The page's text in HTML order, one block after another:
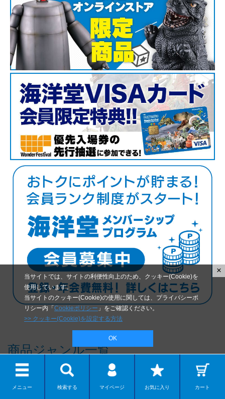
商品ジャンル一覧
CATEGORY
メニュー 検索する マイページ お気に入り カート
当サイトでは、サイトの利便性向上のため、クッキー(Cookie)を
使用しています。
当サイトのクッキー(Cookie)の使用に関しては、プライバシーポ
リシー内「 Cookieポリシー 」をご確認ください。
>> クッキー(Cookie)を設定する方法
OK
×